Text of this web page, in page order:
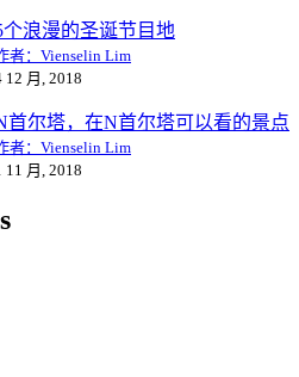
个浪漫的圣诞节目地
者：Vienselin Lim
12 月, 2018
首尔塔，在N首尔塔可以看的景点
者：Vienselin Lim
11 月, 2018